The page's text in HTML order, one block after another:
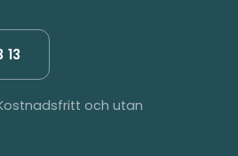
13
och utan